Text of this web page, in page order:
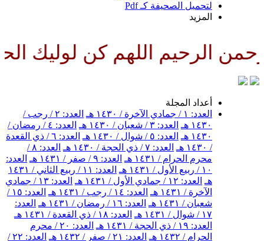
لتحميل الصحيفة كـ Pdf
المزيد
الرحيم اللهم كن لوليك
أعداد المجلة
العدد: ١ / جمادي الآخرة / ١٤٣٠ هـ
العدد: ٢ / رجب /
١٤٣٠ هـ
العدد: ٣ / شعبان / ١٤٣٠ هـ
العدد: ٤ / رمضان /
١٤٣٠ هـ
العدد: ٥ / شوال / ١٤٣٠ هـ
العدد: ٦ / ذي القعدة
/ ١٤٣٠ هـ
العدد: ٧ / ذي الحجة / ١٤٣٠ هـ
العدد: ٨ /
محرم الحرام / ١٤٣١ هـ
العدد: ٩ / صفر / ١٤٣١ هـ
العدد:
١٠ / ربيع الأول / ١٤٣١ هـ
العدد: ١١ / ربيع الثاني / ١٤٣١
هـ العدد: ١٢ / جمادي الأول / ١٤٣١ هـ
العدد: ١٣ / جمادي
الآخرة / ١٤٣١ هـ
العدد: ١٤ / رجب / ١٤٣١ هـ
العدد: ١٥ /
شعبان / ١٤٣١ هـ
العدد: ١٦ / رمضان / ١٤٣١ هـ
العدد:
١٧ / شوال / ١٤٣١ هـ
العدد: ١٨ / ذي القعدة / ١٤٣١ هـ
العدد: ١٩ / ذي الحجة / ١٤٣١ هـ
العدد: ٢٠ / محرم
الحرام / ١٤٣٢ هـ
العدد: ٢١ / صفر / ١٤٣٢ هـ
العدد: ٢٢ /